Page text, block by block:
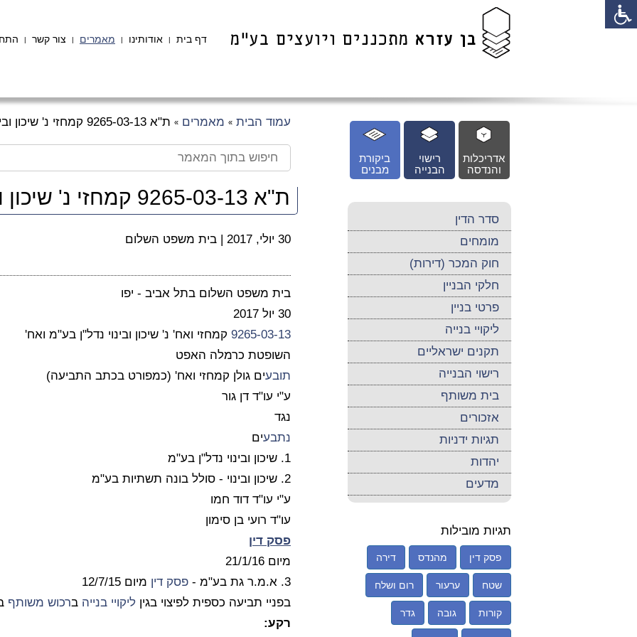
דף בית | אודותינו | מאמרים | צור קשר |
עמוד הבית » מאמרים » ת"א 9265-03-13 קמחזי נ' שיכון ובינוי נדל"ן בע"מ
ת"א 9265-03-13 קמחזי נ' שיכון ובינוי נדל"ן בע"מ
30 יולי, 2017 | בית משפט השלום
בית משפט השלום בתל אביב - יפו
30 יול 2017
9265-03-13 קמחזי ואח' נ' שיכון ובינוי נדל"ן בע"מ ואח'
השופטת כרמלה האפט
תובעים גולן קמחזי ואח' (כמפורט בכתב התביעה)
ע"י עו"ד דן גור
נגד
נתבעים
1. שיכון ובינוי נדל"ן בע"מ
2. שיכון ובינוי - סולל בונה תשתיות בע"מ
ע"י עו"ד דוד חמו
עו"ד רועי בן סימון
פסק דין
מיום 21/1/16
3. א.מ.ר גת בע"מ -
פסק דין מיום 12/7/15
בפניי תביעה כספית לפיצוי בגין ליקויי בנייה ברכוש משותף
רקע:
ביקורת
מבנים
רישוי
הבנייה
אדריכלות
והנדסה
סדר הדין
מומחים
חוק המכר (דירות)
חלקי הבניין
פרטי בניין
ליקויי בנייה
תקנים ישראליים
רישוי הבנייה
בית משותף
אזכורים
תגיות ידניות
יהדות
מדעים
תגיות מובילות
פסק דין מהנדס דירה
שטח ערעור רום ושלח
קורות גובה גדר